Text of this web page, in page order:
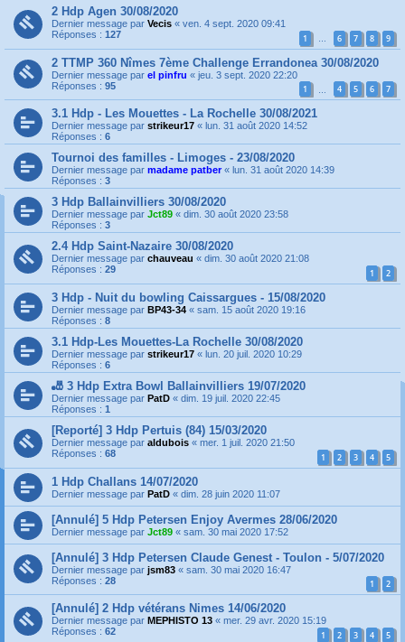
2 Hdp Agen 30/08/2020
Dernier message par Vecis « ven. 4 sept. 2020 09:41
Réponses : 127 1 … 6 7 8 9
2 TTMP 360 Nîmes 7ème Challenge Errandonea 30/08/2020
Dernier message par el pinfru « jeu. 3 sept. 2020 22:20
Réponses : 95 1 4 5 6 7
3.1 Hdp - Les Mouettes - La Rochelle 30/08/2021
Dernier message par strikeur17 « lun. 31 août 2020 14:52
Réponses : 6
Tournoi des familles - Limoges - 23/08/2020
Dernier message par madame patber « lun. 31 août 2020 14:39
Réponses : 3
3 Hdp Ballainvilliers 30/08/2020
Dernier message par Jct89 « dim. 30 août 2020 23:58
Réponses : 3
2.4 Hdp Saint-Nazaire 30/08/2020
Dernier message par chauveau « dim. 30 août 2020 21:08
Réponses : 29 1 2
3 Hdp - Nuit du bowling Caissargues - 15/08/2020
Dernier message par BP43-34 « sam. 15 août 2020 19:16
Réponses : 8
3.1 Hdp-Les Mouettes-La Rochelle 30/08/2020
Dernier message par strikeur17 « lun. 20 juil. 2020 10:29
Réponses : 6
🎳 3 Hdp Extra Bowl Ballainvilliers 19/07/2020
Dernier message par PatD « dim. 19 juil. 2020 22:45
Réponses : 1
[Reporté] 3 Hdp Pertuis (84) 15/03/2020
Dernier message par aldubois « mer. 1 juil. 2020 21:50
Réponses : 68 1 2 3 4 5
1 Hdp Challans 14/07/2020
Dernier message par PatD « dim. 28 juin 2020 11:07
[Annulé] 5 Hdp Petersen Enjoy Avermes 28/06/2020
Dernier message par Jct89 « sam. 30 mai 2020 17:52
[Annulé] 3 Hdp Petersen Claude Genest - Toulon - 5/07/2020
Dernier message par jsm83 « sam. 30 mai 2020 16:47
Réponses : 28 1 2
[Annulé] 2 Hdp vétérans Nimes 14/06/2020
Dernier message par MEPHISTO 13 « mer. 29 avr. 2020 15:19
Réponses : 62 1 2 3 4 5